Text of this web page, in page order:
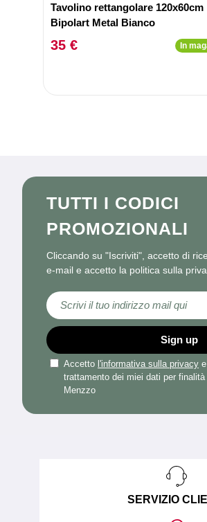
Tavolino rettangolare 120x60cm
Bipolart Metal Bianco
35 € In
TUTTI I CODICI
PROMOZIONALI
Cliccando su "Iscriviti", accetto di
e-mail e accetto la politica sulla
Iscriviti alla nostra Newsletter:
Sign up
Accetto l'informativa sulla privacy
trattamento dei miei dati per
Menzzo
SERVIZIO